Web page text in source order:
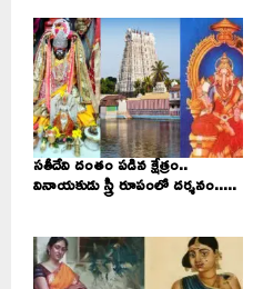
సతీదేవి దంతం పడిన క్షేత్రం..
వినాయకుడు స్త్రీ రూపంలో దర్శనం.....